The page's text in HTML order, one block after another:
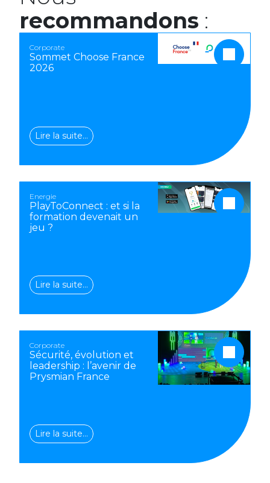
recommandons :
Corporate
Sommet Choose France
2026
Lire la suite…
Energie
PlayToConnect : et si la
formation devenait un
jeu ?
Lire la suite…
Corporate
Sécurité, évolution et
leadership : l’avenir de
Prysmian France
Lire la suite…